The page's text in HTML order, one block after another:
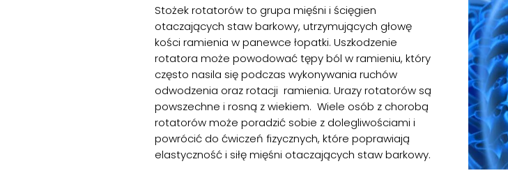
Stożek rotatorów to grupa mięśni i ścięgien
otaczających staw barkowy, utrzymujących głowę
kości ramienia w panewce łopatki. Uszkodzenie
rotatora może powodować tępy ból w ramieniu, który
często nasila się podczas wykonywania ruchów
odwodzenia oraz rotacji ramienia. Urazy rotatorów są
powszechne i rosną z wiekiem. Wiele osób z chorobą
rotatorów może poradzić sobie z dolegliwościami i
powrócić do ćwiczeń fizycznych, które poprawiają
elastyczność i siłę mięśni otaczających staw barkowy.